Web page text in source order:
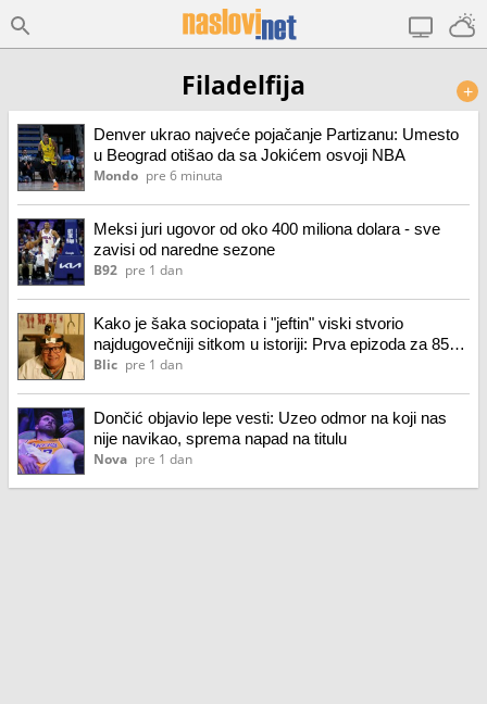
Filadelfija +
Denver ukrao najveće pojačanje Partizanu: Umesto
u Beograd otišao da sa Jokićem osvoji NBA
Mondo pre 6 minuta
Meksi juri ugovor od oko 400 miliona dolara - sve
zavisi od naredne sezone
B92 pre 1 dan
Kako je šaka sociopata i "jeftin" viski stvorio
najdugovečniji sitkom u istoriji: Prva epizoda za 85
dolara, a onda se pojavio Deni Devito
Blic pre 1 dan
Dončić objavio lepe vesti: Uzeo odmor na koji nas
nije navikao, sprema napad na titulu
Nova pre 1 dan